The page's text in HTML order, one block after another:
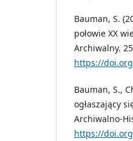
Bauman, S.
połowie XX
Archiwalny.
https://
Bauman, S.,
ogłaszający
Archiwalno-
https://